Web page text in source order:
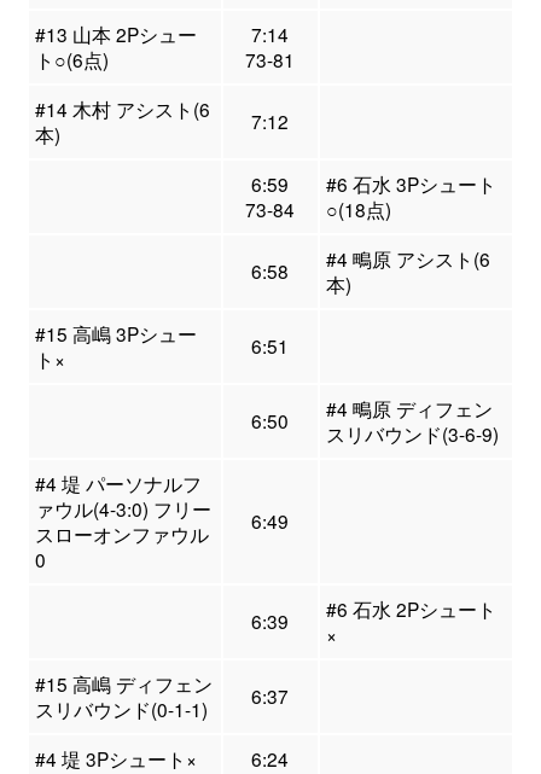
#13 山本 2Pシュー
ト○(6点)
7:14
73-81
#14 木村 アシスト(6
本)
7:12
6:59
73-84
#6 石水 3Pシュート
○(18点)
6:58
#4 鴫原 アシスト(6
本)
#15 高嶋 3Pシュー
ト×
6:51
6:50
#4 鴫原 ディフェン
スリバウンド(3-6-9)
#4 堤 パーソナルフ
ァウル(4-3:0) フリー
スローオンファウル
0
6:49
6:39
#6 石水 2Pシュート
×
#15 高嶋 ディフェン
スリバウンド(0-1-1)
6:37
#4 堤 3Pシュート× 6:24